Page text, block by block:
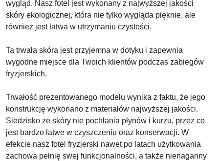
wygląd. Nasz fotel jest wykonany z najwyższej jakości
skóry ekologicznej, która nie tylko wygląda pięknie, ale
również jest łatwa w utrzymaniu czystości.
Ta trwała skóra jest przyjemna w dotyku i zapewnia
wygodne miejsce dla Twoich klientów podczas zabiegów
fryzjerskich.
Trwałość prezentowanego modelu wynika z faktu, że jego
konstrukcję wykonano z materiałów najwyższej jakości.
Siedzisko ze skóry nie pochłania płynów i kurzu, przez co
jest bardzo łatwe w czyszczeniu oraz konserwacji. W
efekcie nasz fotel fryzjerski nawet po latach użytkowania
zachowa pełnię swej funkcjonalności, a także nienaganny